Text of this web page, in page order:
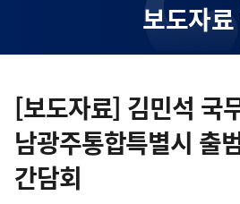
보도자료
텐
츠
영
역
[보도자료] 김민석 국
남광주통합특별시 출
간담회